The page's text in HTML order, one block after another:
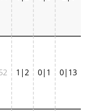
1|2 0|1 0|13